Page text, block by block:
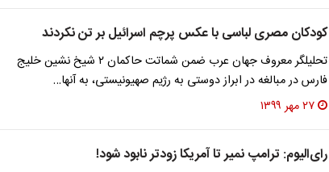
کودکان مصری لباسی با عکس پرچم اسرائیل بر تن نکردند
تحلیلگر معروف جهان عرب ضمن شماتت حاکمان ۲ شیخ نشین خلیج
فارس در مبالغه در ابراز دوستی به رژیم صهیونیستی، به آنها…
۲۷ مهر ۱۳۹۹
رای‌الیوم: ترامپ نمیر تا آمریکا زودتر نابود شود!